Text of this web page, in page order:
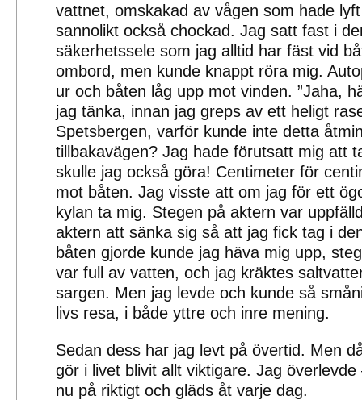
vattnet, omskakad av vågen som hade
sannolikt också chockad. Jag satt fast i
säkerhetssele som jag alltid har fäst vid
ombord, men kunde knappt röra mig.
ur och båten låg upp mot vinden. ”Jaha,
jag tänka, innan jag greps av ett heligt
Spetsbergen, varför kunde inte detta
tillbakavägen? Jag hade förutsatt mig att
skulle jag också göra! Centimeter för
mot båten. Jag visste att om jag för ett
kylan ta mig. Stegen på aktern var
aktern att sänka sig så att jag fick tag i
båten gjorde kunde jag häva mig upp,
var full av vatten, och jag kräktes
sargen. Men jag levde och kunde så
livs resa, i både yttre och inre mening.
Sedan dess har jag levt på övertid. Men
gör i livet blivit allt viktigare. Jag
nu på riktigt och gläds åt varje dag.